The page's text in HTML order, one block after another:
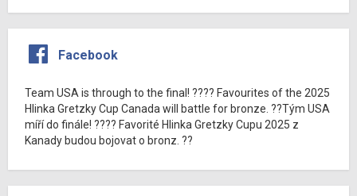
Facebook
Team USA is through to the final! ???? Favourites of the 2025
Hlinka Gretzky Cup Canada will battle for bronze. ??Tým USA
míří do finále! ???? Favorité Hlinka Gretzky Cupu 2025 z
Kanady budou bojovat o bronz. ??